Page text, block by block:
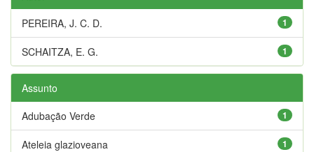
1
PEREIRA, J. C. D.
1
SCHAITZA, E. G.
Assunto
1
Adubação Verde
1
Ateleia glazioveana